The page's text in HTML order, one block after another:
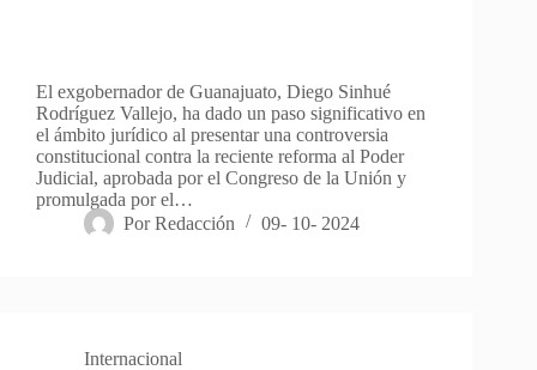
El exgobernador de Guanajuato, Diego Sinhué
Rodríguez Vallejo, ha dado un paso significativo en
el ámbito jurídico al presentar una controversia
constitucional contra la reciente reforma al Poder
Judicial, aprobada por el Congreso de la Unión y
promulgada por el…
Por Redacción 09- 10- 2024
Internacional